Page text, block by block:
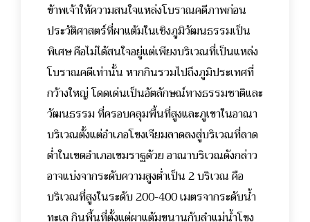
ข้าพเจ้าให้ความสนใจแหล่งโบราณคดีภาพก่อน
ประวัติศาสตร์ที่ผาแต้มในเชิงภูมิวัฒนธรรมเป็น
พิเศษ คือไม่ได้สนใจอยู่แต่เพียงบริเวณที่เป็นแหล่ง
โบราณคดีเท่านั้น หากกินรวมไปถึงภูมิประเทศที่
กว้างใหญ่ โดดเด่นเป็นอัตลักษณ์ทางธรรมชาติและ
วัฒนธรรม ที่ครอบคลุมพื้นที่สูงและภูเขาในอาณา
บริเวณตั้งแต่อำเภอโขงเจียมลาดลงสู่บริเวณที่ลาด
ต่ำในเขตอำเภอเขมราฐด้วย อาณาบริเวณดังกล่าว
อาจแบ่งจากระดับความสูงต่ำเป็น 2 บริเวณ คือ
บริเวณที่สูงในระดับ 200-400 เมตรจากระดับน้ำ